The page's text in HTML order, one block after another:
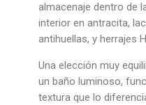
almacenaje dentro de
interior en antracita,
antihuellas, y herrajes
Una elección muy
un baño luminoso,
textura que lo